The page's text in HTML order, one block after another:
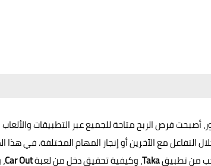
أصبحت فرص الربح متاحة للجميع عبر التطبيقات
التفاعل مع الآخرين أو إنجاز المهام المختلفة. في
من تطبيقTaka، وكيفية تحقيق دخل من لعبةCar Out